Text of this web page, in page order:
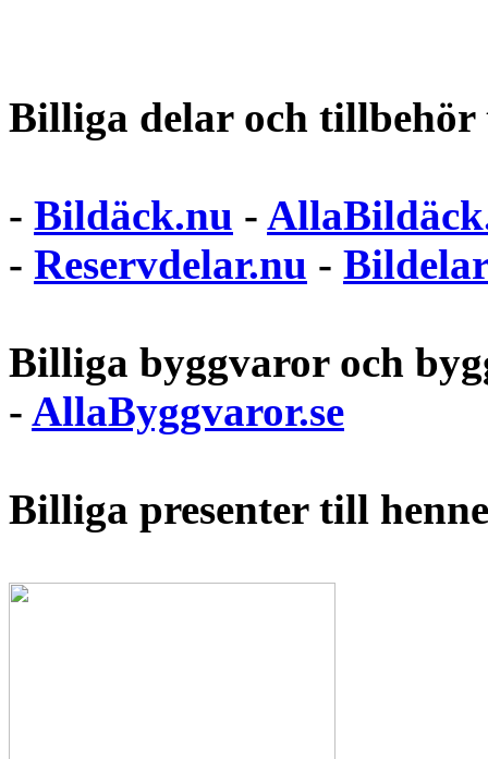
Billiga delar och
- Bildäck.nu -
- Reservdelar.nu - Bildelar
Billiga byggvaror och
- AllaByggvaror.se
Billiga presenter till